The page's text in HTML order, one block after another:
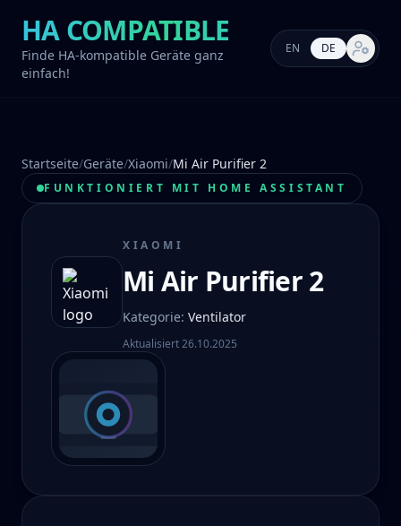
HA COMPATIBLE
Finde HA-kompatible Geräte ganz
einfach!
EN DE Markt-
Startseite/Geräte/Xiaomi/Mi Air Purifier 2
FUNKTIONIERT MIT HOME ASSISTANT
XIAOMI
Mi Air Purifier 2
Kategorie: Ventilator
Aktualisiert26.10.2025